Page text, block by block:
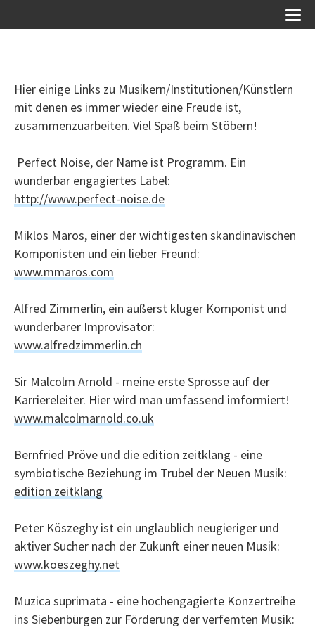
Hier einige Links zu Musikern/Institutionen/Künstlern
mit denen es immer wieder eine Freude ist,
zusammenzuarbeiten. Viel Spaß beim Stöbern!
Perfect Noise, der Name ist Programm. Ein
wunderbar engagiertes Label:
http://www.perfect-noise.de
Miklos Maros, einer der wichtigesten skandinavischen
Komponisten und ein lieber Freund:
www.mmaros.com
Alfred Zimmerlin, ein äußerst kluger Komponist und
wunderbarer Improvisator:
www.alfredzimmerlin.ch
Sir Malcolm Arnold - meine erste Sprosse auf der
Karriereleiter. Hier wird man umfassend imformiert!
www.malcolmarnold.co.uk
Bernfried Pröve und die edition zeitklang - eine
symbiotische Beziehung im Trubel der Neuen Musik:
edition zeitklang
Peter Köszeghy ist ein unglaublich neugieriger und
aktiver Sucher nach der Zukunft einer neuen Musik:
www.koeszeghy.net
Muzica suprimata - eine hochengagierte Konzertreihe
ins Siebenbürgen zur Förderung der verfemten Musik: